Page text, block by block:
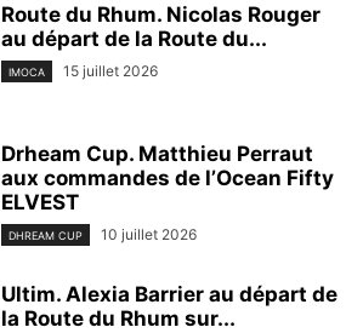
Route du Rhum. Nicolas Rouger
au départ de la Route du...
IMOCA 15 juillet 2026
Drheam Cup. Matthieu Perraut
aux commandes de l’Ocean Fifty
ELVEST
DHREAM CUP 10 juillet 2026
Ultim. Alexia Barrier au départ de
la Route du Rhum sur...